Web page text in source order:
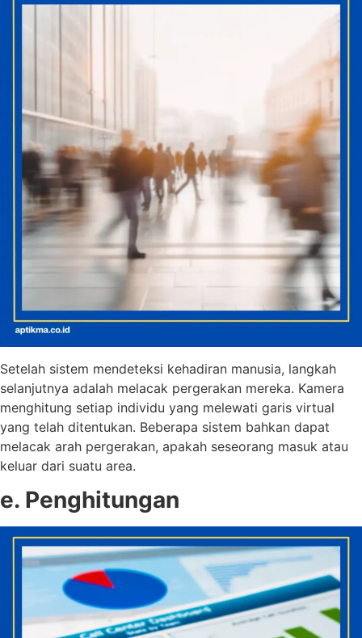
Setelah sistem mendeteksi kehadiran manusia, langkah
selanjutnya adalah melacak pergerakan mereka. Kamera
menghitung setiap individu yang melewati garis virtual
yang telah ditentukan. Beberapa sistem bahkan dapat
melacak arah pergerakan, apakah seseorang masuk atau
keluar dari suatu area.
e. Penghitungan